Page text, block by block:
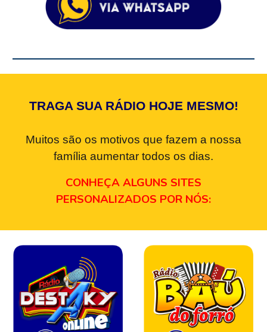
TRAGA SUA RÁDIO HOJE MESMO!
Muitos são os motivos que fazem a nossa
família aumentar todos os dias.
CONHEÇA ALGUNS SITES
PERSONALIZADOS POR NÓS: